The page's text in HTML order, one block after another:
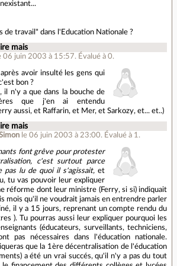
de travail" dans l'Education Nationale ?
mais
06 juin 2003 à 15:57. Évalué à 0.
avoir insulté les gens qui
bon ?
il n'y a que dans la bouche de
que j'en ai entendu
aussi, et Raffarin, et Mer, et Sarkozy, et... et..)
mais
le 06 juin 2003 à 23:00. Évalué à 1 .
font grêve pour protester
c'est surtout parce
pas lu de quoi il s'agissait, et
tu vas pouvoir leur expliquer
réforme dont leur ministre (Ferry, si si) indiquait
mois qu'il ne voudrait jamais en entrendre parler
il y a 15 jours, reprenant un compte rendu du
). Tu pourras aussi leur expliquer pourquoi les
(éducateurs, surveillants, techniciens,
pas nécessaires dans l'éducation nationale.
que la 1ère décentralisation de l'éducation
a été un vrai succés, qu'il n'y a pas du tout